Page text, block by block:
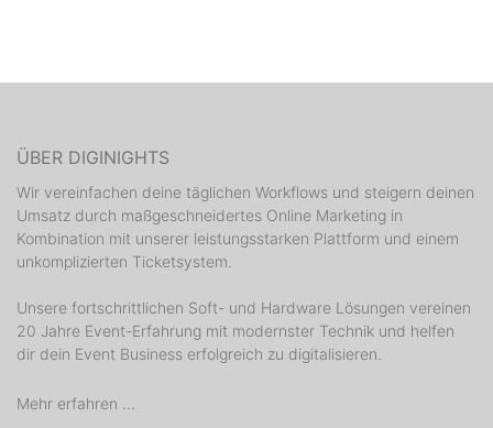
ÜBER DIGINIGHTS
Wir vereinfachen deine täglichen Workflows und steigern deinen
Umsatz durch maßgeschneidertes Online Marketing in
Kombination mit unserer leistungsstarken Plattform und einem
unkomplizierten Ticketsystem.
Unsere fortschrittlichen Soft- und Hardware Lösungen vereinen
20 Jahre Event-Erfahrung mit modernster Technik und helfen
dir dein Event Business erfolgreich zu digitalisieren.
Mehr erfahren ...